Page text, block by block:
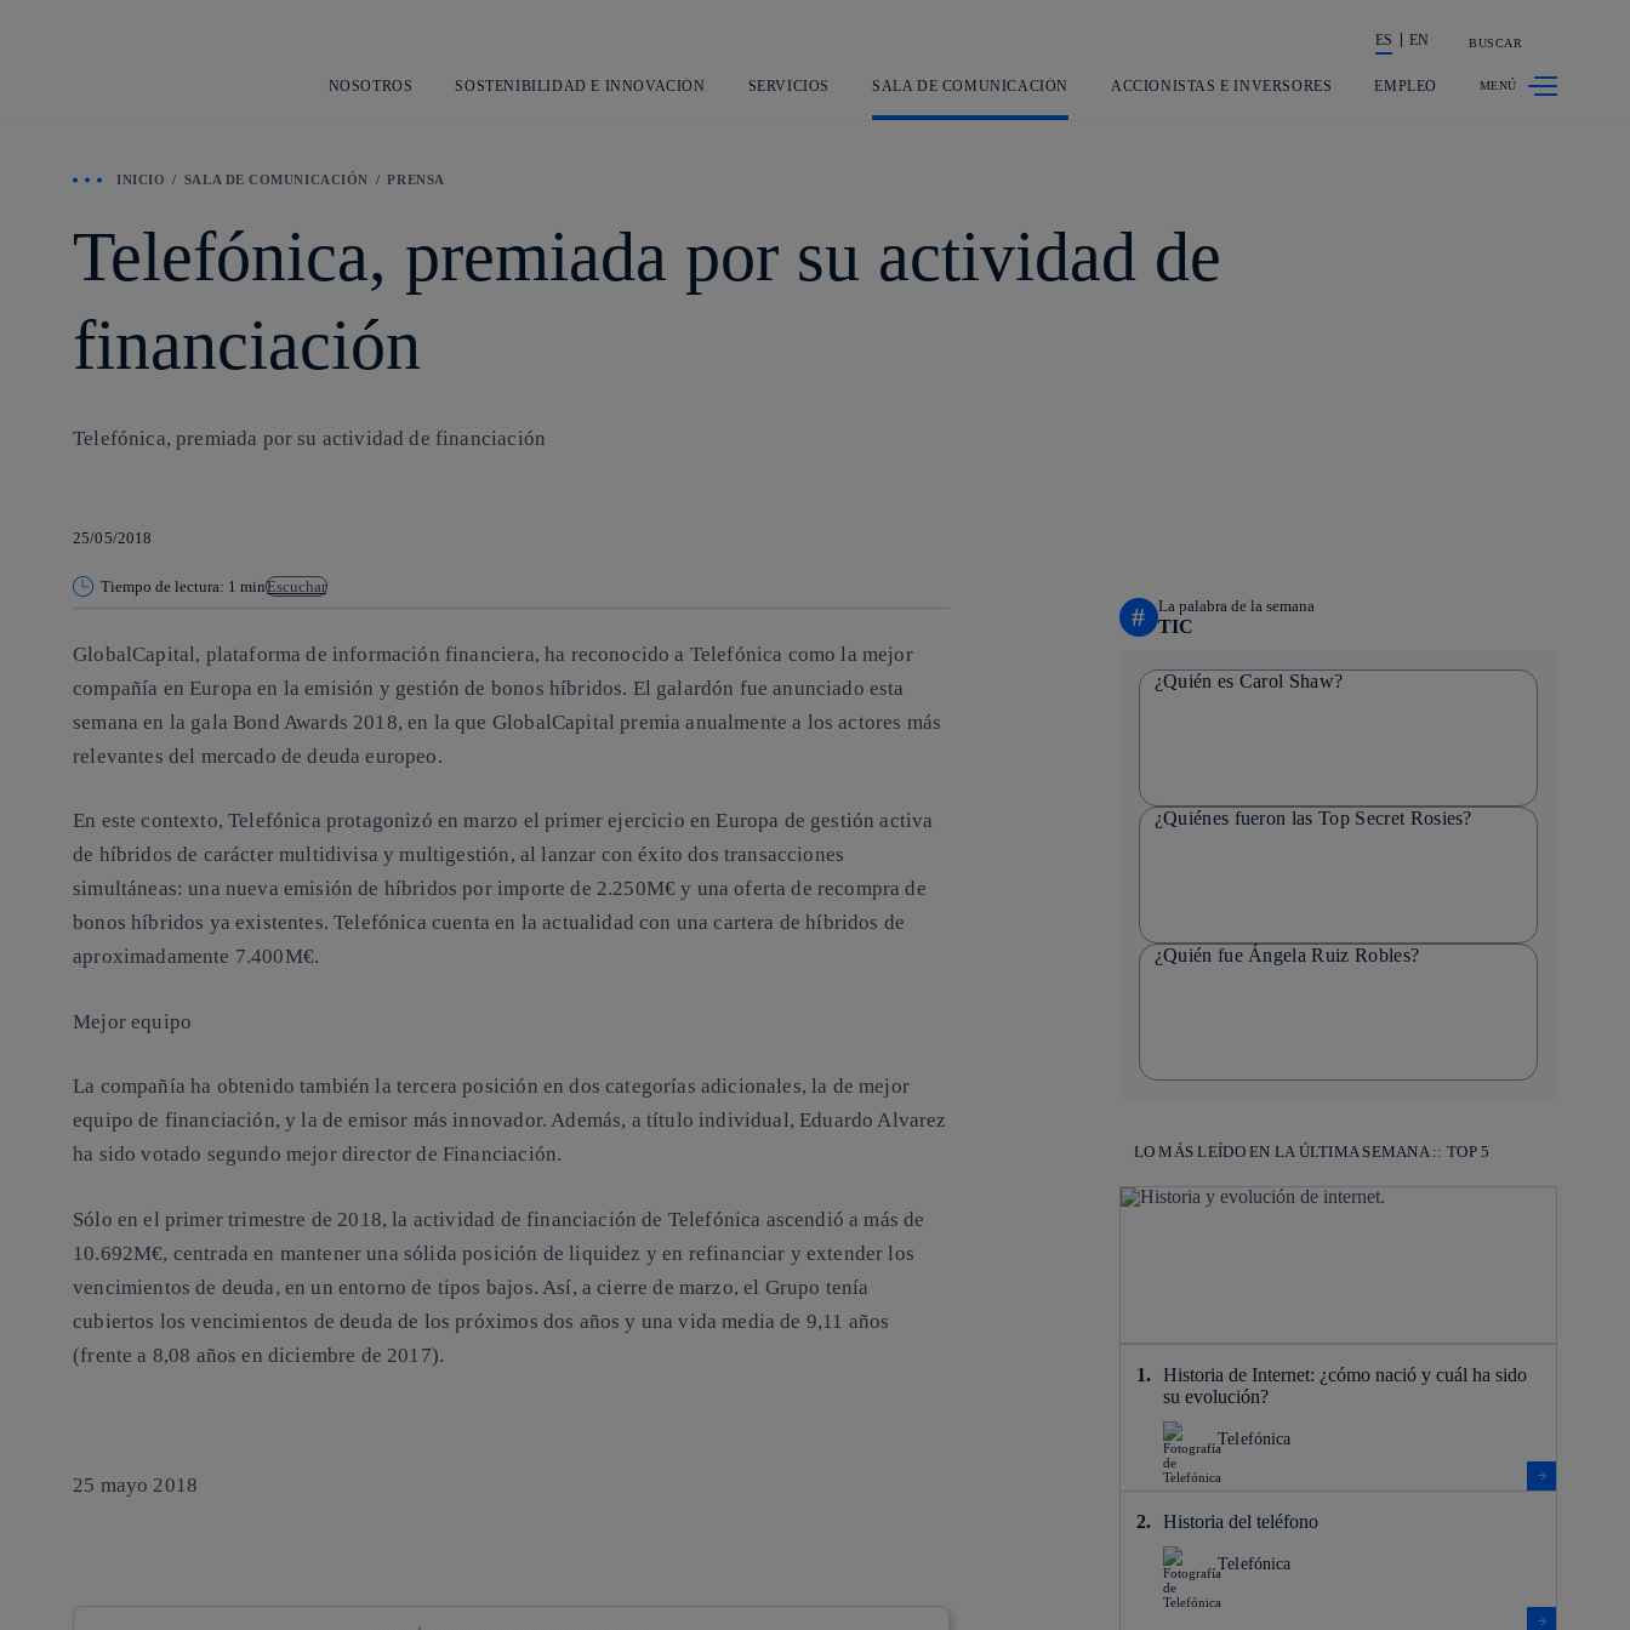
principal
La acción en accionistas e inversores
ES EN BUSCAR
NOSOTROS SOSTENIBILIDAD E INNOVACIÓN SERVICIOS SALA DE COMUNICACIÓN ACCIONISTAS E INVERSORES EMPLEO
INICIO SALA DE COMUNICACIÓN PRENSA
Telefónica, premiada por su actividad de
financiación
Telefónica, premiada por su actividad de financiación
25/05/2018
Tiempo de lectura: 1 minEscuchar
GlobalCapital, plataforma de información financiera, ha reconocido a Telefónica como la mejor
compañía en Europa en la emisión y gestión de bonos híbridos. El galardón fue anunciado esta
semana en la gala Bond Awards 2018, en la que GlobalCapital premia anualmente a los actores más
relevantes del mercado de deuda europeo.
En este contexto, Telefónica protagonizó en marzo el primer ejercicio en Europa de gestión activa
de híbridos de carácter multidivisa y multigestión, al lanzar con éxito dos transacciones
simultáneas: una nueva emisión de híbridos por importe de 2.250M€ y una oferta de recompra de
bonos híbridos ya existentes. Telefónica cuenta en la actualidad con una cartera de híbridos de
aproximadamente 7.400M€.
Mejor equipo
La compañía ha obtenido también la tercera posición en dos categorías adicionales, la de mejor
equipo de financiación, y la de emisor más innovador. Además, a título individual, Eduardo Alvarez
ha sido votado segundo mejor director de Financiación.
Sólo en el primer trimestre de 2018, la actividad de financiación de Telefónica ascendió a más de
10.692M€, centrada en mantener una sólida posición de liquidez y en refinanciar y extender los
vencimientos de deuda, en un entorno de tipos bajos. Así, a cierre de marzo, el Grupo tenía
cubiertos los vencimientos de deuda de los próximos dos años y una vida media de 9,11 años
(frente a 8,08 años en diciembre de 2017).
25 mayo 2018
# La palabra de la semana
TIC
¿Quién es Carol Shaw?
¿Quiénes fueron las Top Secret Rosies?
¿Quién fue Ángela Ruiz Robles?
LO MÁS LEÍDO EN LA ÚLTIMA SEMANA :: TOP 5
Historia de Internet: ¿cómo nació y cuál ha sido
su evolución?
Telefónica
Historia del teléfono
Telefónica